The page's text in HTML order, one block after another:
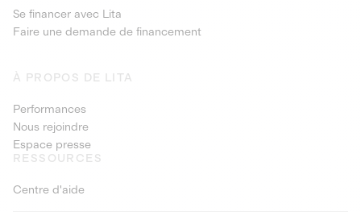
Se financer avec Lita
Faire une demande de financement
À PROPOS DE LITA
Performances
Nous rejoindre
Espace presse
RESSOURCES
Centre d'aide